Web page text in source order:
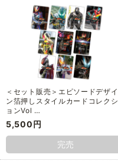
＜セット販売＞エピソードデザイ
ン箔押しスタイルカードコレクシ
ョンVol …
5,500円
完売